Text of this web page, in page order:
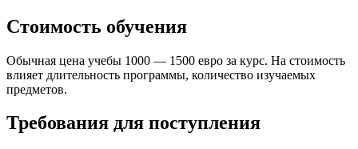
Стоимость обучения
Обычная цена учебы 1000 — 1500 евро за курс. На стоимость
влияет длительность программы, количество изучаемых
предметов.
Требования для поступления